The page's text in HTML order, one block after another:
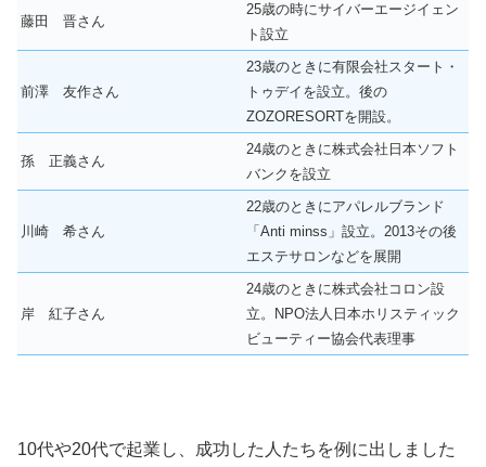
藤田 晋さん
25歳の時にサイバーエージイェン
ト設立
前澤 友作さん
23歳のときに有限会社スタート・
トゥデイを設立。後の
ZOZORESORTを開設。
孫 正義さん
24歳のときに株式会社日本ソフト
バンクを設立
川崎 希さん
22歳のときにアパレルブランド
「Anti minss」設立。2013その後
エステサロンなどを展開
岸 紅子さん
24歳のときに株式会社コロン設
立。NPO法人日本ホリスティック
ビューティー協会代表理事
10代や20代で起業し、成功した人たちを例に出しました